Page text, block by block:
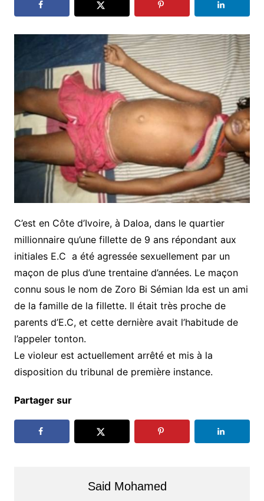
C’est en Côte d’Ivoire, à Daloa, dans le quartier
millionnaire qu’une fillette de 9 ans répondant aux
initiales E.C a été agressée sexuellement par un
maçon de plus d’une trentaine d’années. Le maçon
connu sous le nom de Zoro Bi Sémian Ida est un ami
de la famille de la fillette. Il était très proche de
parents d’E.C, et cette dernière avait l’habitude de
l’appeler tonton.
Le violeur est actuellement arrêté et mis à la
disposition du tribunal de première instance.
Partager sur
Said Mohamed